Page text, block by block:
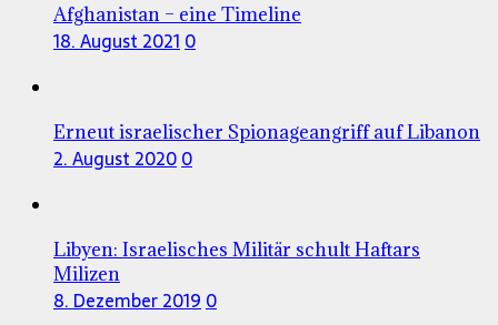
Afghanistan – eine Timeline
18. August 2021 0
Erneut israelischer Spionageangriff auf Libanon
2. August 20200
Libyen: Israelisches Militär schult Haftars
Milizen
8. Dezember 2019 0